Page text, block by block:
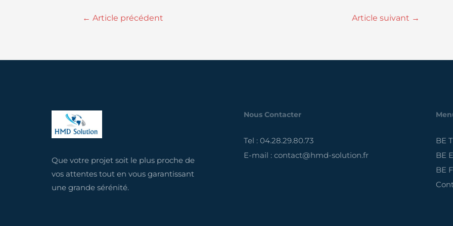
← Article précédent Article suivant →
Que votre projet soit le plus proche de
vos attentes tout en vous garantissant
une grande sérénité.
Nous Contacter
Tel : 04.28.29.80.73
E-mail : contact@hmd-solution.fr
BE
BE
BE